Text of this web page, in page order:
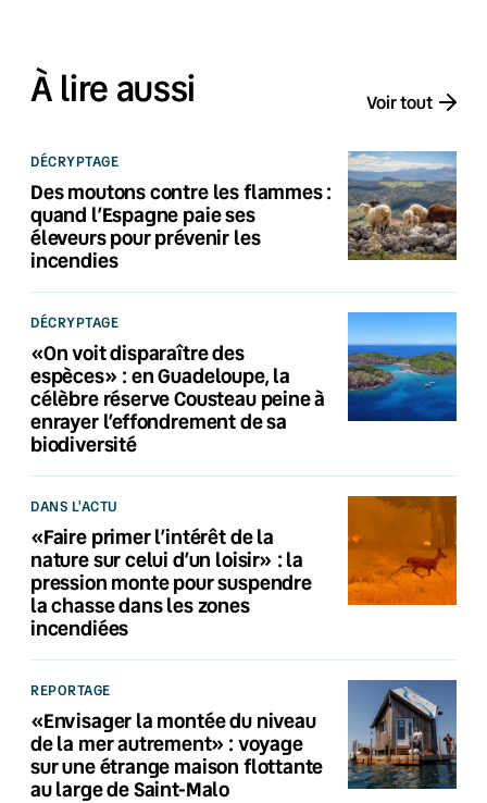
À lire aussi Voir tout
DÉCRYPTAGE
Des moutons contre les flammes :
quand l’Espagne paie ses
éleveurs pour prévenir les
incendies
DÉCRYPTAGE
«On voit disparaître des
espèces» : en Guadeloupe, la
célèbre réserve Cousteau peine à
enrayer l’effondrement de sa
biodiversité
DANS L'ACTU
«Faire primer l’intérêt de la
nature sur celui d’un loisir» : la
pression monte pour suspendre
la chasse dans les zones
incendiées
REPORTAGE
«Envisager la montée du niveau
de la mer autrement» : voyage
sur une étrange maison flottante
au large de Saint-Malo